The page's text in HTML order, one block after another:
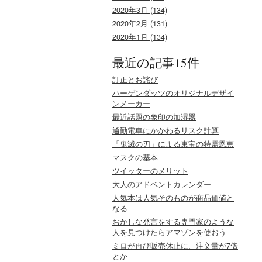
2020年3月 (134)
2020年2月 (131)
2020年1月 (134)
最近の記事15件
訂正とお詫び
ハーゲンダッツのオリジナルデザイ
ンメーカー
最近話題の象印の加湿器
通勤電車にかかわるリスク計算
「鬼滅の刃」による東宝の特需恩恵
マスクの基本
ツイッターのメリット
大人のアドベントカレンダー
人気本は人気そのものが商品価値と
なる
おかしな発言をする専門家のような
人を見つけたらアマゾンを使おう
ミロが再び販売休止に、注文量が7倍
とか